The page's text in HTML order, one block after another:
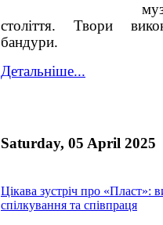
століття. Твори
бандури.
Детальніше...
Saturday, 05 April 2025
Цікава зустріч про «Пласт»:
спілкування та співпраця